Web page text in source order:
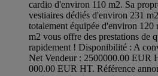
cardio d'environ 110 m2. Sa
vestiaires dédiés d'environ 231
totalement équipée d'environ
m2 vous offre des prestations de
rapidement ! Disponibilité : A
Net Vendeur : 2500000.00 EUR
000.00 EUR HT. Référence